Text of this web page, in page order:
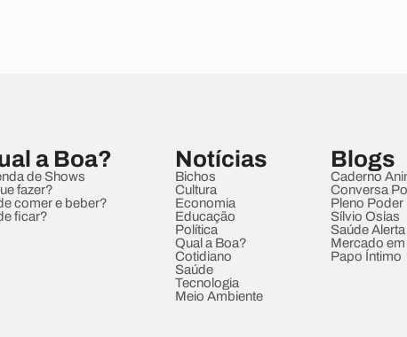
a Boa?
de Shows
fazer?
comer e beber?
ficar?
Notícias
Bichos
Cultura
Economia
Educação
Política
Qual a Boa?
Cotidiano
Saúde
Tecnologia
Meio Ambiente
Blogs
Caderno
Conversa
Pleno Poder
Sílvio Osias
Saúde Alerta
Mercado
Papo Íntimo